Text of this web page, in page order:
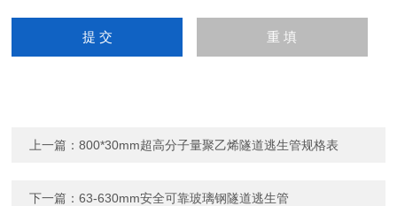
上一篇：800*30mm超高分子量聚乙烯隧道逃生管规格表
下一篇：63-630mm安全可靠玻璃钢隧道逃生管